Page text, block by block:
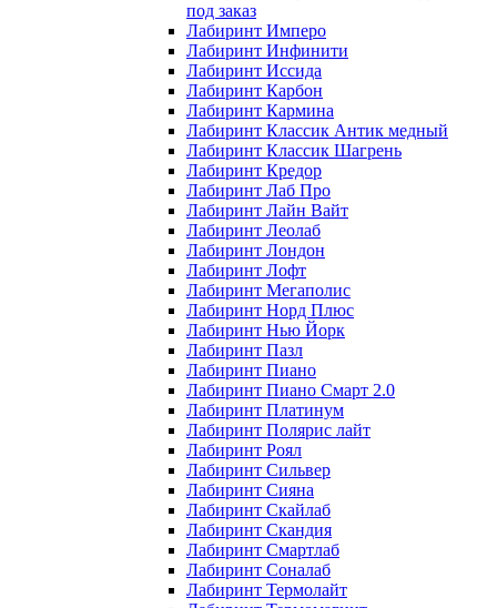
под заказ
Лабиринт Имперо
Лабиринт Инфинити
Лабиринт Иссида
Лабиринт Карбон
Лабиринт Кармина
Лабиринт Классик Антик медный
Лабиринт Классик Шагрень
Лабиринт Кредор
Лабиринт Лаб Про
Лабиринт Лайн Вайт
Лабиринт Леолаб
Лабиринт Лондон
Лабиринт Лофт
Лабиринт Мегаполис
Лабиринт Норд Плюс
Лабиринт Нью Йорк
Лабиринт Пазл
Лабиринт Пиано
Лабиринт Пиано Смарт 2.0
Лабиринт Платинум
Лабиринт Полярис лайт
Лабиринт Роял
Лабиринт Сильвер
Лабиринт Сияна
Лабиринт Скайлаб
Лабиринт Скандия
Лабиринт Смартлаб
Лабиринт Соналаб
Лабиринт Термолайт